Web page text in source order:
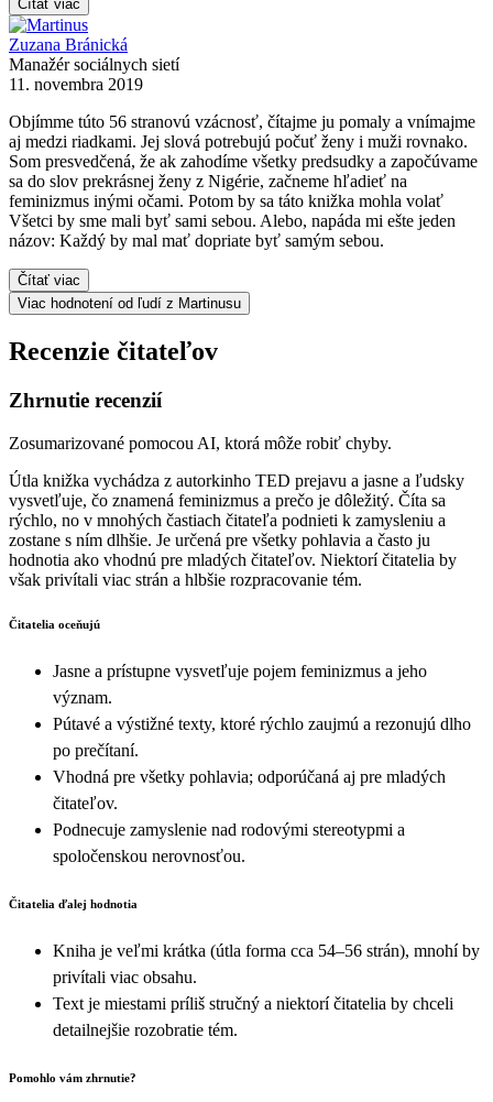
Čítať viac
Zuzana Bránická
Manažér sociálnych sietí
11. novembra 2019
Objímme túto 56 stranovú vzácnosť, čítajme ju pomaly a vnímajme
aj medzi riadkami. Jej slová potrebujú počuť ženy i muži rovnako.
Som presvedčená, že ak zahodíme všetky predsudky a započúvame
sa do slov prekrásnej ženy z Nigérie, začneme hľadieť na
feminizmus inými očami. Potom by sa táto knižka mohla volať
Všetci by sme mali byť sami sebou. Alebo, napáda mi ešte jeden
názov: Každý by mal mať dopriate byť samým sebou.
Čítať viac
Viac hodnotení od ľudí z Martinusu
Recenzie čitateľov
Zhrnutie recenzií
Zosumarizované pomocou AI, ktorá môže robiť chyby.
Útla knižka vychádza z autorkinho TED prejavu a jasne a ľudsky
vysvetľuje, čo znamená feminizmus a prečo je dôležitý. Číta sa
rýchlo, no v mnohých častiach čitateľa podnieti k zamysleniu a
zostane s ním dlhšie. Je určená pre všetky pohlavia a často ju
hodnotia ako vhodnú pre mladých čitateľov. Niektorí čitatelia by
však privítali viac strán a hlbšie rozpracovanie tém.
Čitatelia oceňujú
Jasne a prístupne vysvetľuje pojem feminizmus a jeho
význam.
Pútavé a výstižné texty, ktoré rýchlo zaujmú a rezonujú dlho
po prečítaní.
Vhodná pre všetky pohlavia; odporúčaná aj pre mladých
čitateľov.
Podnecuje zamyslenie nad rodovými stereotypmi a
spoločenskou nerovnosťou.
Čitatelia ďalej hodnotia
Kniha je veľmi krátka (útla forma cca 54–56 strán), mnohí by
privítali viac obsahu.
Text je miestami príliš stručný a niektorí čitatelia by chceli
detailnejšie rozobratie tém.
Pomohlo vám zhrnutie?